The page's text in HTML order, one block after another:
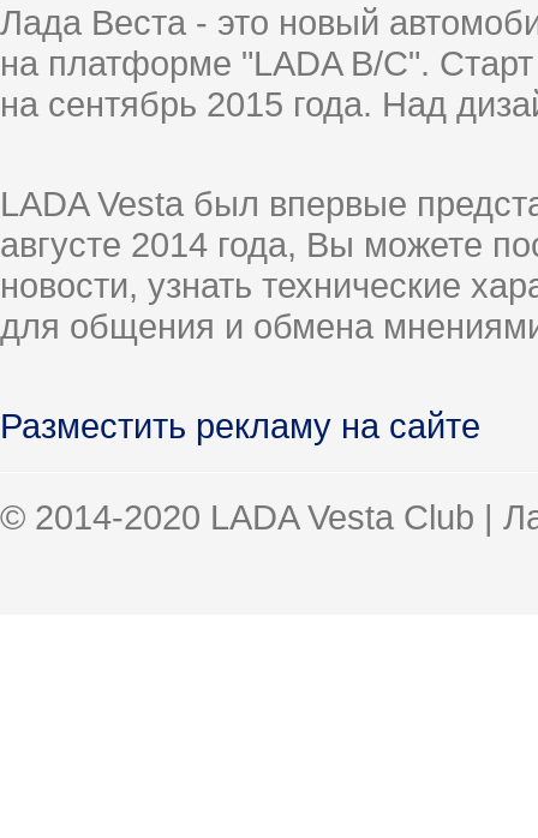
Лада Веста - это новый
на платформе "LADA B/C".
на сентябрь 2015 года. Над
LADA Vesta был впервые
августе 2014 года, Вы можете
новости, узнать технические
для общения и обмена
Разместить рекламу на сайте
© 2014-2020 LADA Vesta Club |